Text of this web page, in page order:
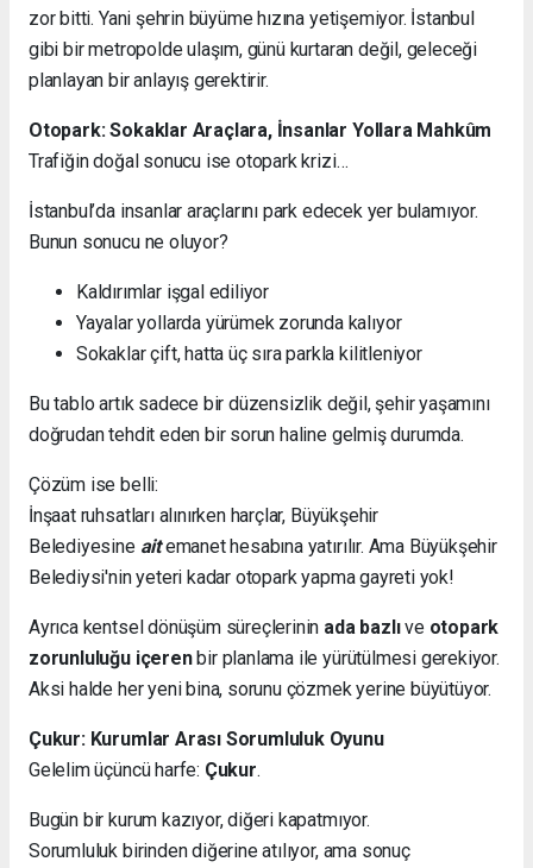
zor bitti. Yani şehrin büyüme hızına yetişemiyor. İstanbul
gibi bir metropolde ulaşım, günü kurtaran değil, geleceği
planlayan bir anlayış gerektirir.
Otopark: Sokaklar Araçlara, İnsanlar Yollara Mahkûm
Trafiğin doğal sonucu ise otopark krizi…
İstanbul’da insanlar araçlarını park edecek yer bulamıyor.
Bunun sonucu ne oluyor?
Kaldırımlar işgal ediliyor
Yayalar yollarda yürümek zorunda kalıyor
Sokaklar çift, hatta üç sıra parkla kilitleniyor
Bu tablo artık sadece bir düzensizlik değil, şehir yaşamını
doğrudan tehdit eden bir sorun haline gelmiş durumda.
Çözüm ise belli:
İnşaat ruhsatları alınırken harçlar, Büyükşehir
Belediyesine aitemanet hesabına yatırılır. Ama Büyükşehir
Belediysi'nin yeteri kadar otopark yapma gayreti yok!
Ayrıca kentsel dönüşüm süreçlerinin ada bazlıve otopark
zorunluluğu içerenbir planlama ile yürütülmesi gerekiyor.
Aksi halde her yeni bina, sorunu çözmek yerine büyütüyor.
Çukur: Kurumlar Arası Sorumluluk Oyunu
Gelelim üçüncü harfe: Çukur.
Bugün bir kurum kazıyor, diğeri kapatmıyor.
Sorumluluk birinden diğerine atılıyor, ama sonuç